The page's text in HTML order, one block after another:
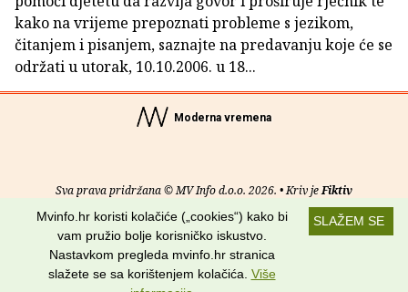
kako na vrijeme prepoznati probleme s jezikom,
čitanjem i pisanjem, saznajte na predavanju koje će se
održati u utorak, 10.10.2006. u 18...
Moderna vremena
Sva prava pridržana © MV Info d.o.o. 2026. • Kriv jeFiktiv
Uvjeti korištenja RSS kanali
Potraži nas na:
SLAŽEM SE
Mvinfo.hr koristi kolačiće („cookies“) kako bi
vam pružio bolje korisničko iskustvo.
Nastavkom pregleda mvinfo.hr stranica
slažete se sa korištenjem kolačića. Više